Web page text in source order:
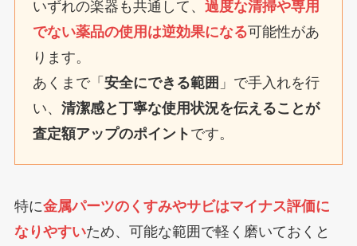
いずれの楽器も共通して、過度な清掃や専用
でない薬品の使用は逆効果になる可能性があ
ります。
あくまで「安全にできる範囲 」で手入れを行
い、清潔感と丁寧な使用状況を伝えることが
査定額アップのポイント です。
特に金属パーツのくすみやサビはマイナス評価に
なりやすいため、可能な範囲で軽く磨いておくと